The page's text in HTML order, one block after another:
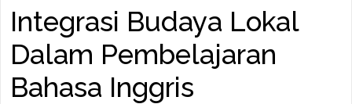
Integrasi Budaya Lokal
Dalam Pembelajaran
Bahasa Inggris